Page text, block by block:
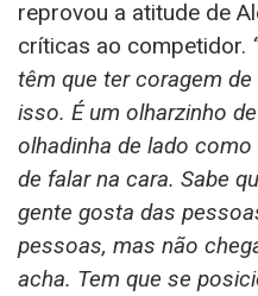
reprovou a atitude de
críticas ao competidor.
têm que ter coragem
isso. É um olharzinho
olhadinha de lado
de falar na cara. Sabe
gente gosta das
pessoas, mas não
acha. Tem que se